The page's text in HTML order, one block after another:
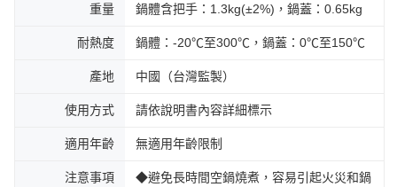
重量 鍋體含把手：1.3kg(±2%)，鍋蓋：0.65kg
耐熱度 鍋體：-20℃至300℃，鍋蓋：0℃至150℃
產地 中國（台灣監製）
使用方式 請依說明書內容詳細標示
適用年齡 無適用年齡限制
注意事項
◆避免長時間空鍋燒煮，容易引起火災和鍋